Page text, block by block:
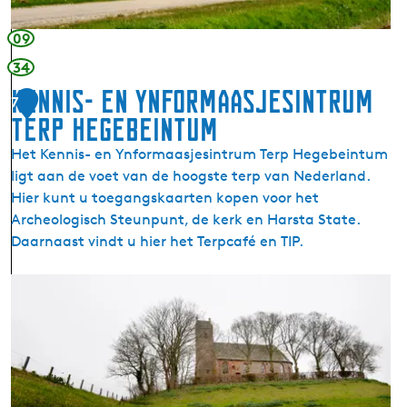
e
s
t
o
r
t
A
m
e
r
i
k
a
v
l
09
34
7
Kennis- en Ynformaasjesintrum
Terp Hegebeintum
Het Kennis- en Ynformaasjesintrum Terp Hegebeintum
ligt aan de voet van de hoogste terp van Nederland.
Hier kunt u toegangskaarten kopen voor het
Archeologisch Steunpunt, de kerk en Harsta State.
Daarnaast vindt u hier het Terpcafé en TIP.
i
s